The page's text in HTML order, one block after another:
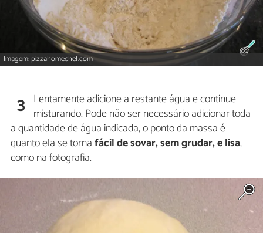
Imagem: pizzahomechef.com
3 Lentamente adicione a restante água e continue
misturando. Pode não ser necessário adicionar toda
a quantidade de água indicada, o ponto da massa é
quanto ela se tornafácil de sovar, sem grudar, e lisa,
como na fotografia.